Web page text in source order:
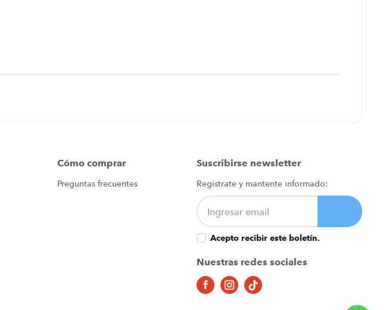
Cómo comprar
Preguntas frecuentes
Suscribirse newsletter
Regístrate y mantente informado:
Acepto recibir este boletín.
Nuestras redes sociales